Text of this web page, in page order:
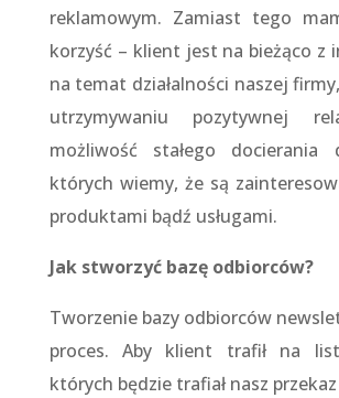
reklamowym. Zamiast tego
korzyść – klient jest na bieżąco z
na temat działalności naszej
utrzymywaniu pozytywnej
możliwość stałego
których wiemy, że są
produktami bądź usługami.
Jak stworzyć bazę odbiorców?
Tworzenie bazy odbiorców
proces. Aby klient trafił na
których będzie trafiał nasz